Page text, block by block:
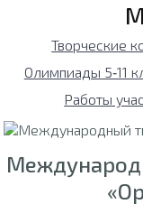
Творческие
Олимпиады 5‑11
Работы